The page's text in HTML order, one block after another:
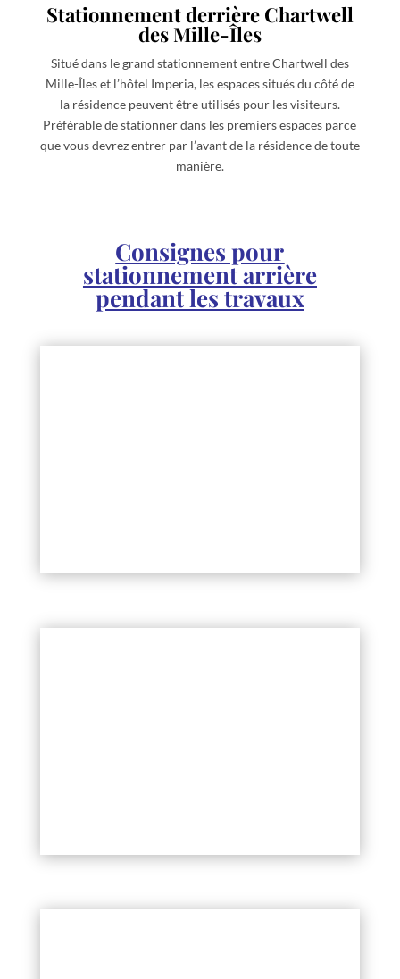
Stationnement derrière Chartwell
des Mille-Îles
Situé dans le grand stationnement entre Chartwell des
Mille-Îles et l’hôtel Imperia, les espaces situés du côté de
la résidence peuvent être utilisés pour les visiteurs.
Préférable de stationner dans les premiers espaces parce
que vous devrez entrer par l’avant de la résidence de toute
manière.
Consignes pour
stationnement arrière
pendant les travaux